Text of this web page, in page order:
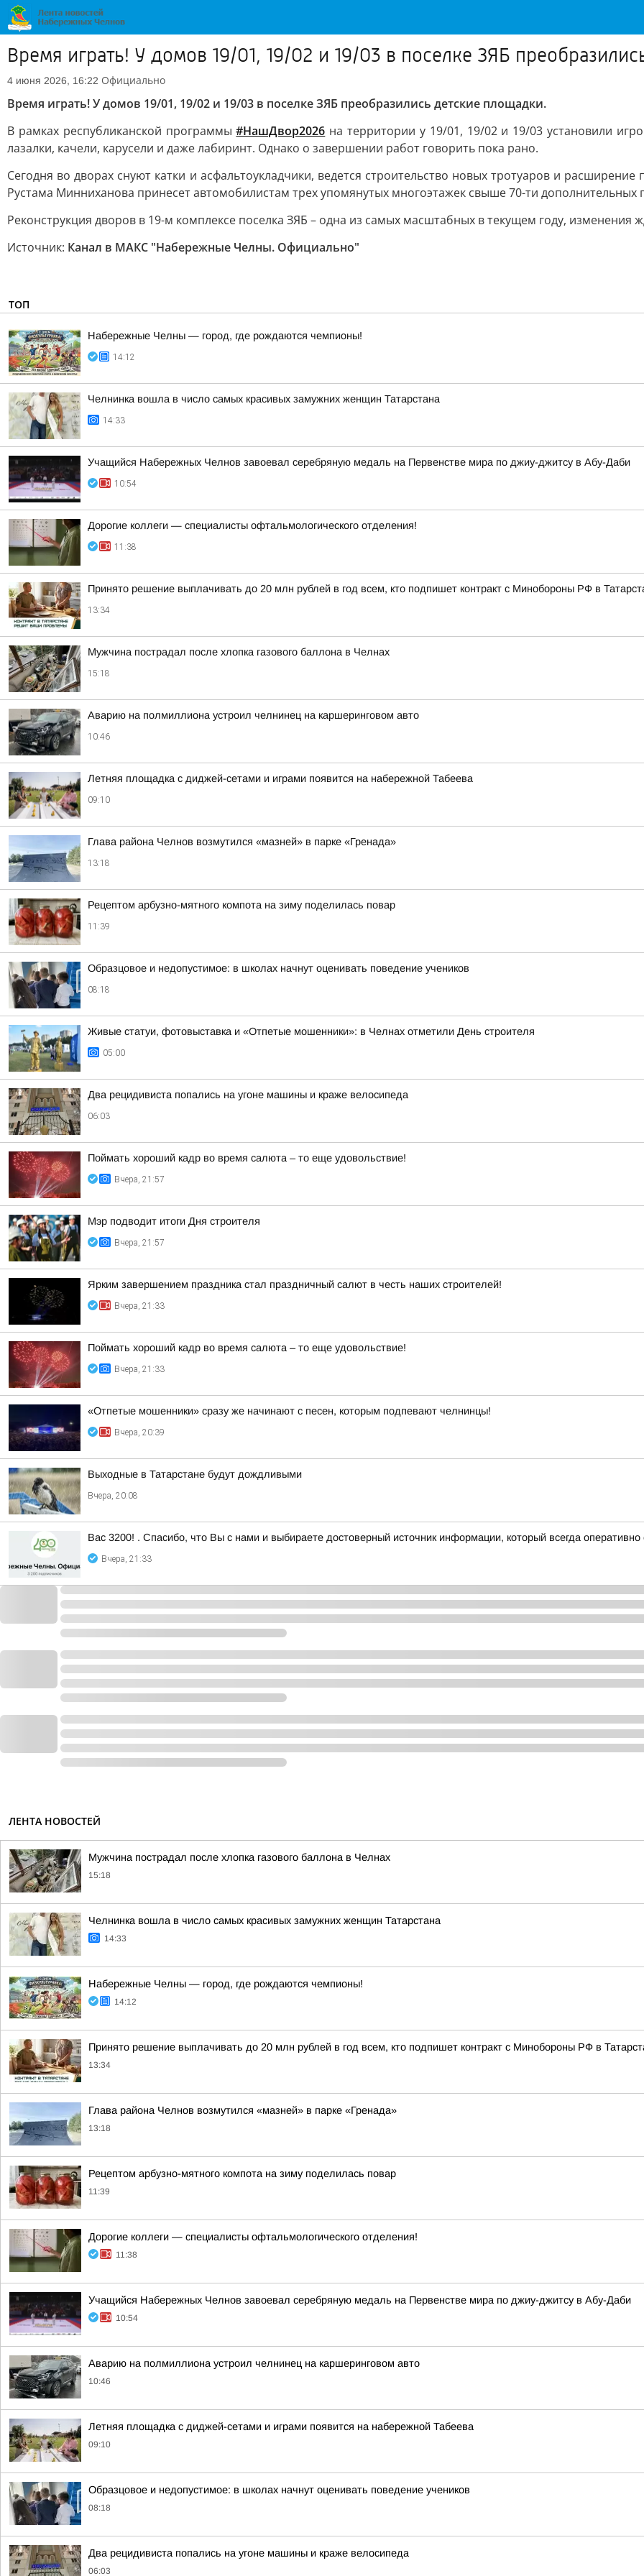
Время играть! У домов 19/01, 19/02 и 19/03 в поселке ЗЯБ
4 июня 2026, 16:22 Официально
Время играть! У домов 19/01, 19/02 и 19/03 в поселке ЗЯБ преобразились детские площадки.
В рамках республиканской программы#НашДвор2026 на территории у 19/01, 19/02 и 19/03 установили
лазалки, качели, карусели и даже лабиринт. Однако о завершении работ говорить пока рано.
Сегодня во дворах снуют катки и асфальтоукладчики, ведется строительство новых тротуаров и
Рустама Минниханова принесет автомобилистам трех упомянутых многоэтажек свыше 70-ти дополнительных
Реконструкция дворов в 19-м комплексе поселка ЗЯБ – одна из самых масштабных в текущем году,
Источник: Канал в МАКС "Набережные Челны. Официально"
ТОП
Набережные Челны — город, где рождаются чемпионы!
14:12
Челнинка вошла в число самых красивых замужних женщин Татарстана
14:33
Учащийся Набережных Челнов завоевал серебряную медаль на Первенстве мира по джиу-джитсу в Абу-Даби
10:54
Дорогие коллеги — специалисты офтальмологического отделения!
11:38
Принято решение выплачивать до 20 млн рублей в год всем, кто подпишет контракт с Минобороны РФ в
13:34
Мужчина пострадал после хлопка газового баллона в Челнах
15:18
Аварию на полмиллиона устроил челнинец на каршеринговом авто
10:46
Летняя площадка с диджей-сетами и играми появится на набережной Табеева
09:10
Глава района Челнов возмутился «мазней» в парке «Гренада»
13:18
Рецептом арбузно-мятного компота на зиму поделилась повар
11:39
Образцовое и недопустимое: в школах начнут оценивать поведение учеников
08:18
Живые статуи, фотовыставка и «Отпетые мошенники»: в Челнах отметили День строителя
05:00
Два рецидивиста попались на угоне машины и краже велосипеда
06:03
Поймать хороший кадр во время салюта – то еще удовольствие!
Вчера, 21:57
Мэр подводит итоги Дня строителя
Вчера, 21:57
Ярким завершением праздника стал праздничный салют в честь наших строителей!
Вчера, 21:33
Поймать хороший кадр во время салюта – то еще удовольствие!
Вчера, 21:33
«Отпетые мошенники» сразу же начинают с песен, которым подпевают челнинцы!
Вчера, 20:39
Выходные в Татарстане будут дождливыми
Вчера, 20:08
Вас 3200! . Спасибо, что Вы с нами и выбираете достоверный источник информации, который всегда оперативно
Вчера, 21:33
ЛЕНТА НОВОСТЕЙ
Мужчина пострадал после хлопка газового баллона в Челнах
15:18
Челнинка вошла в число самых красивых замужних женщин Татарстана
14:33
Набережные Челны — город, где рождаются чемпионы!
14:12
Принято решение выплачивать до 20 млн рублей в год всем, кто подпишет контракт с Минобороны РФ в
13:34
Глава района Челнов возмутился «мазней» в парке «Гренада»
13:18
Рецептом арбузно-мятного компота на зиму поделилась повар
11:39
Дорогие коллеги — специалисты офтальмологического отделения!
11:38
Учащийся Набережных Челнов завоевал серебряную медаль на Первенстве мира по джиу-джитсу в Абу-Даби
10:54
Аварию на полмиллиона устроил челнинец на каршеринговом авто
10:46
Летняя площадка с диджей-сетами и играми появится на набережной Табеева
09:10
Образцовое и недопустимое: в школах начнут оценивать поведение учеников
08:18
Два рецидивиста попались на угоне машины и краже велосипеда
06:03